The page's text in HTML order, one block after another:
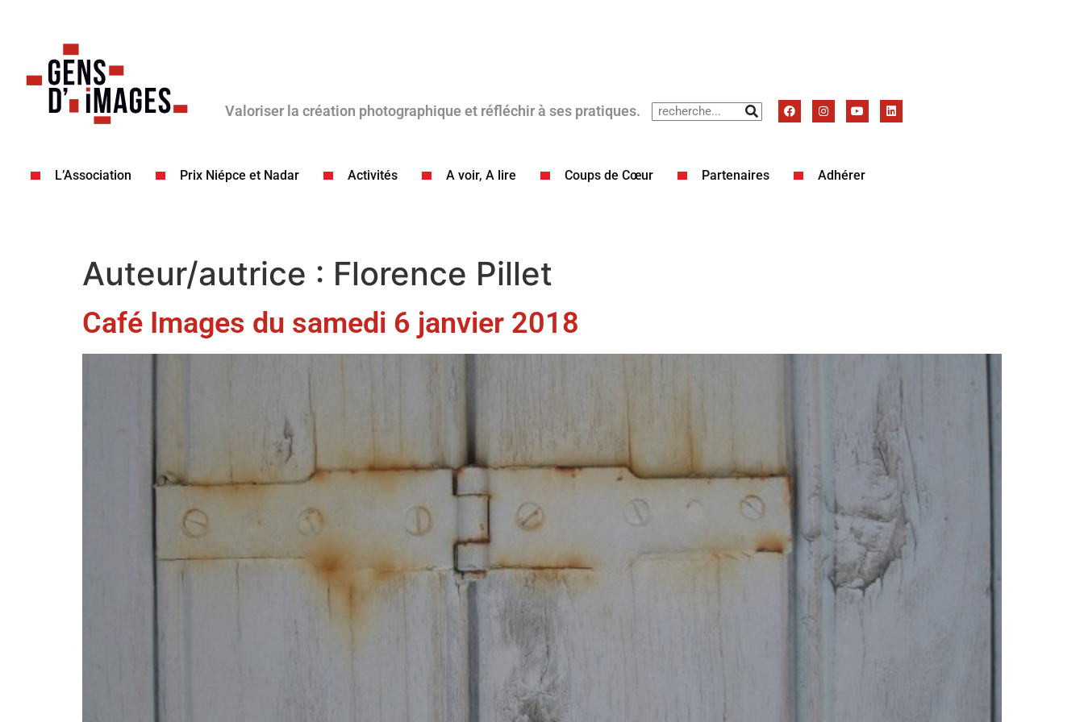
Valoriser la création photographique et réfléchir à ses pratiques.
L’Association Prix Niépce et Nadar Activités A voir, A lire Coups de Cœur​ Partenaires Adhérer
Auteur/autrice : Florence Pillet
Café Images du samedi 6 janvier 2018